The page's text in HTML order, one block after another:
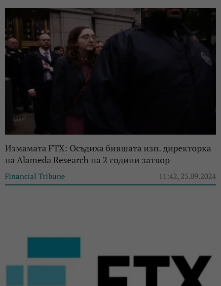
Измамата FTX: Осъдиха бившата изп. директорка
на Alameda Research на 2 години затвор
Financial Tribune 11:42, 25.09.2024